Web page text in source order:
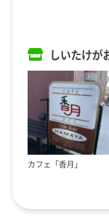
しいたけが
カフェ「香月」